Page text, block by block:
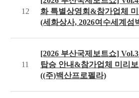
12
화 특별상영회&참가업체
(세화상사, 2026여수세계섬
11
[2026 부산국제보트쇼]
탑승 안내&참가업체 미리
((주)백산프로펠라)